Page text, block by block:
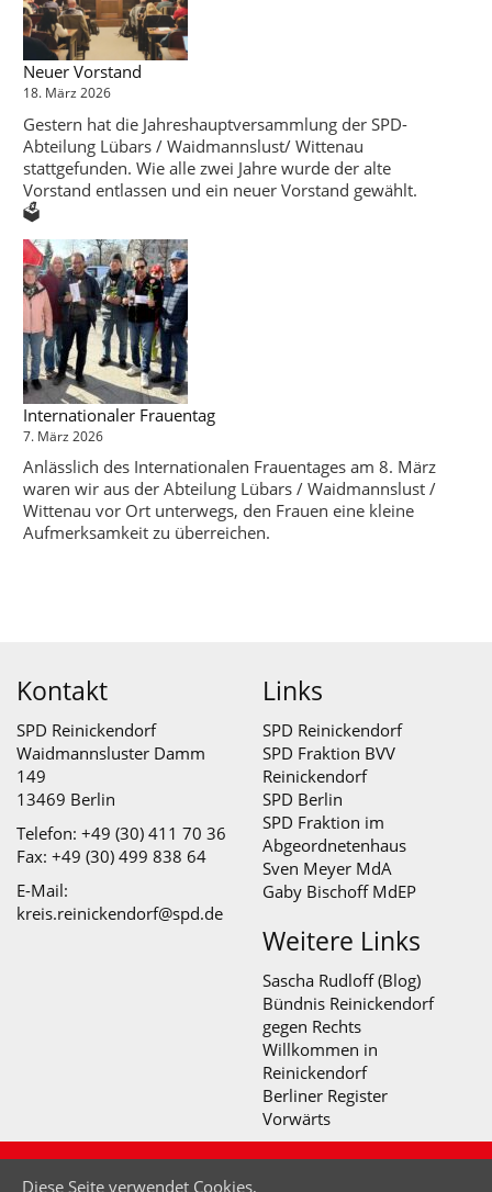
Neuer Vorstand
18. März 2026
Gestern hat die Jahreshauptversammlung der SPD-
Abteilung Lübars / Waidmannslust/ Wittenau
stattgefunden. Wie alle zwei Jahre wurde der alte
Vorstand entlassen und ein neuer Vorstand gewählt.
🗳️
Internationaler Frauentag
7. März 2026
Anlässlich des Internationalen Frauentages am 8. März
waren wir aus der Abteilung Lübars / Waidmannslust /
Wittenau vor Ort unterwegs, den Frauen eine kleine
Aufmerksamkeit zu überreichen.
Kontakt
SPD Reinickendorf
Waidmannsluster Damm
149
13469 Berlin
Telefon: +49 (30) 411 70 36
Fax: +49 (30) 499 838 64
E-Mail:
kreis.reinickendorf@spd.de
Links
SPD Reinickendorf
SPD Fraktion BVV
Reinickendorf
SPD Berlin
SPD Fraktion im
Abgeordnetenhaus
Sven Meyer MdA
Gaby Bischoff MdEP
Weitere Links
Sascha Rudloff (Blog)
Bündnis Reinickendorf
gegen Rechts
Willkommen in
Reinickendorf
Berliner Register
Vorwärts
© SPD Abteilung Lübars - Waidmannslust - Wittenau
Diese Seite verwendet Cookies,